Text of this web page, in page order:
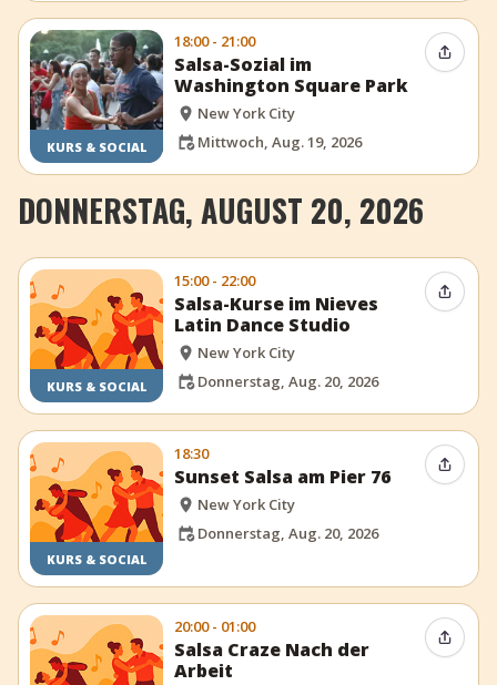
KURS & SOCIAL
18:00 - 21:00
Salsa-Sozial im
Washington Square Park
New York City
Mittwoch, Aug. 19, 2026
Event
DONNERSTAG, AUGUST 20, 2026
KURS & SOCIAL
15:00 - 22:00
Salsa-Kurse im Nieves
Latin Dance Studio
New York City
Donnerstag, Aug. 20, 2026
Event
KURS & SOCIAL
18:30
Sunset Salsa am Pier 76
New York City
Donnerstag, Aug. 20, 2026
Event
20:00 - 01:00
Salsa Craze Nach der
Arbeit
Event